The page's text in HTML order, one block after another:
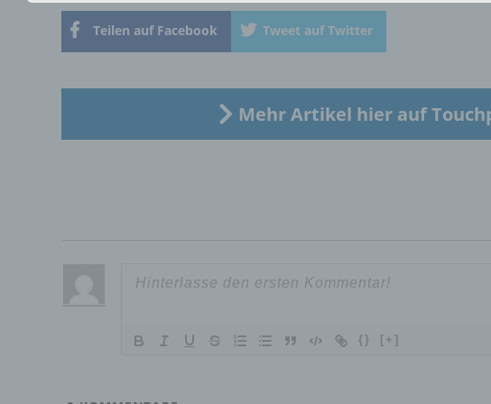
Teilen auf Facebook Tweet auf Twitter
Mehr Artikel hier auf
{} [+]
„betroffene Person") beziehen. Als identifizierbar wird eine
Person angesehen, die direkt oder indirekt, insbesondere mittels
Zuordnung zu einer Kennung wie einem Namen, zu einer
einem oder mehreren besonderen Merkmalen, die Ausdruck
physischen, physiologischen, genetischen, psychischen,
wirtschaftlichen, kulturellen oder sozialen Identität dieser
Verarbeitung Verantwortlichen verarbeitet werden.
c) Verarbeitung